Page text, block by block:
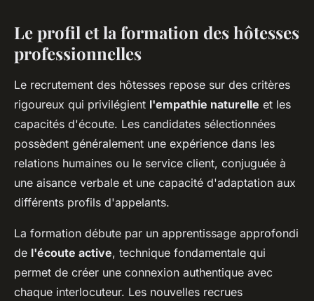
Le profil et la formation des hôtesses
professionnelles
Le recrutement des hôtesses repose sur des critères
rigoureux qui privilégient l'empathie naturelle et les
capacités d'écoute. Les candidates sélectionnées
possèdent généralement une expérience dans les
relations humaines ou le service client, conjuguée à
une aisance verbale et une capacité d'adaptation aux
différents profils d'appelants.
La formation débute par un apprentissage approfondi
de l'écoute active, technique fondamentale qui
permet de créer une connexion authentique avec
chaque interlocuteur. Les nouvelles recrues